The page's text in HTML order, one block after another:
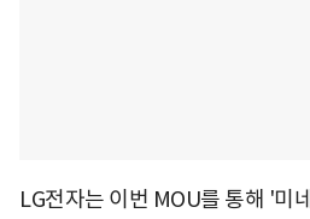
LG전자는 이번 MOU를 통해 '미